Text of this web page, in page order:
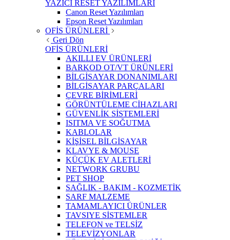
YAZICI RESET YAZILIMLARI
Canon Reset Yazılımları
Epson Reset Yazılımları
OFİS ÜRÜNLERİ
Geri Dön
OFİS ÜRÜNLERİ
AKILLI EV ÜRÜNLERİ
BARKOD OT/VT ÜRÜNLERİ
BİLGİSAYAR DONANIMLARI
BİLGİSAYAR PARÇALARI
ÇEVRE BİRİMLERİ
GÖRÜNTÜLEME CİHAZLARI
GÜVENLİK SİSTEMLERİ
ISITMA VE SOĞUTMA
KABLOLAR
KİŞİSEL BİLGİSAYAR
KLAVYE & MOUSE
KÜÇÜK EV ALETLERİ
NETWORK GRUBU
PET SHOP
SAĞLIK - BAKIM - KOZMETİK
SARF MALZEME
TAMAMLAYICI ÜRÜNLER
TAVSIYE SİSTEMLER
TELEFON ve TELSİZ
TELEVİZYONLAR